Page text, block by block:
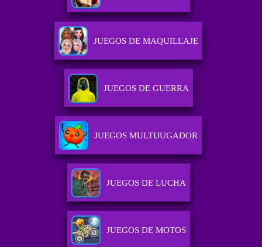
JUEGOS DE MAQUILLAJE
JUEGOS DE GUERRA
JUEGOS MULTIJUGADOR
JUEGOS DE LUCHA
JUEGOS DE MOTOS